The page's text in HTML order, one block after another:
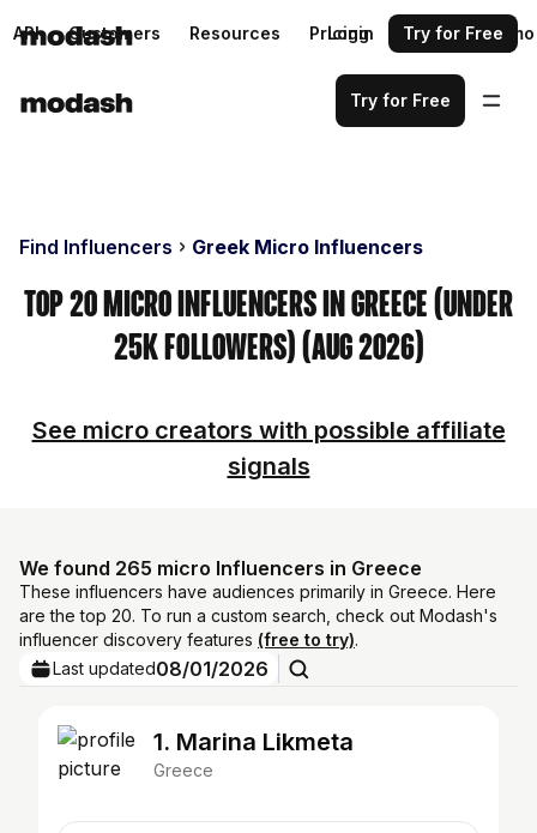
API Customers Resources Pricing Request a demo
Login Try for Free
Try for Free
Find Influencers Greek Micro Influencers
Top 20 Micro Influencers in Greece (Under
25k Followers) (Aug 2026)
See micro creators with possible affiliate
signals
We found 265 micro Influencers in Greece
These influencers have audiences primarily in Greece. Here
are the top 20. To run a custom search, check out Modash's
influencer discovery features (free to try).
Last updated08/01/2026
1. Marina Likmeta
Greece